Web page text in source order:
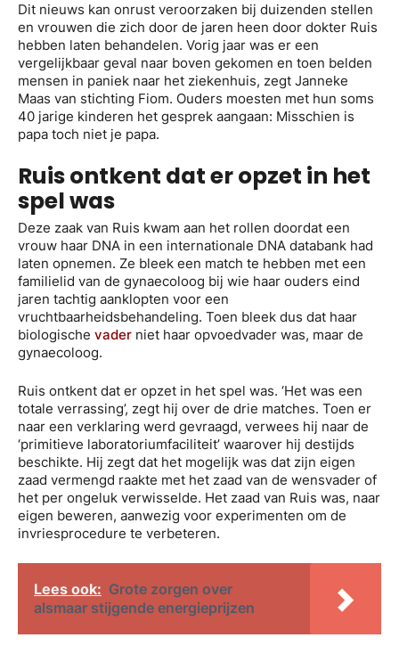
Dit nieuws kan onrust veroorzaken bij duizenden stellen
en vrouwen die zich door de jaren heen door dokter Ruis
hebben laten behandelen. Vorig jaar was er een
vergelijkbaar geval naar boven gekomen en toen belden
mensen in paniek naar het ziekenhuis, zegt Janneke
Maas van stichting Fiom. Ouders moesten met hun soms
40 jarige kinderen het gesprek aangaan: Misschien is
papa toch niet je papa.
Ruis ontkent dat er opzet in het
spel was
Deze zaak van Ruis kwam aan het rollen doordat een
vrouw haar DNA in een internationale DNA databank had
laten opnemen. Ze bleek een match te hebben met een
familielid van de gynaecoloog bij wie haar ouders eind
jaren tachtig aanklopten voor een
vruchtbaarheidsbehandeling. Toen bleek dus dat haar
biologische vader niet haar opvoedvader was, maar de
gynaecoloog.
Ruis ontkent dat er opzet in het spel was. ‘Het was een
totale verrassing’, zegt hij over de drie matches. Toen er
naar een verklaring werd gevraagd, verwees hij naar de
‘primitieve laboratoriumfaciliteit’ waarover hij destijds
beschikte. Hij zegt dat het mogelijk was dat zijn eigen
zaad vermengd raakte met het zaad van de wensvader of
het per ongeluk verwisselde. Het zaad van Ruis was, naar
eigen beweren, aanwezig voor experimenten om de
invriesprocedure te verbeteren.
Lees ook: Grote zorgen over
alsmaar stijgende energieprijzen